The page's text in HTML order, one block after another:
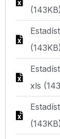
(143KB)
(143KB)
xls
(143KB)